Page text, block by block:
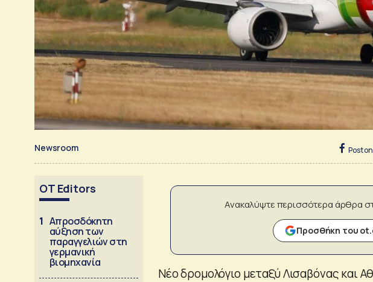
Newsroom Post
OT Editors
1 Απροσδόκητη
αύξηση των
παραγγελιών στη
γερμανική
βιομηχανία
Ανακαλύψτε περισσότερα άρθρα
Προσθήκη του
Νέο δρομολόγιο μεταξύ Λισαβόνας και